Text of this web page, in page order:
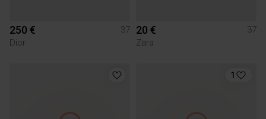
250 €
37
Dior
20 €
37
Zara
1